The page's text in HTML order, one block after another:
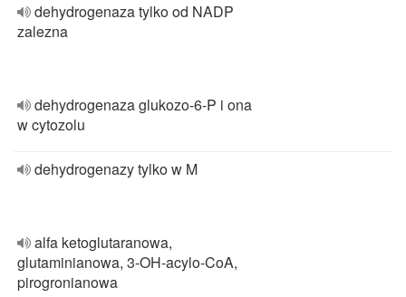
dehydrogenaza tylko od NADP
zalezna
dehydrogenaza glukozo-6-P i ona
w cytozolu
dehydrogenazy tylko w M
alfa ketoglutaranowa,
glutaminianowa, 3-OH-acylo-CoA,
pirogronianowa